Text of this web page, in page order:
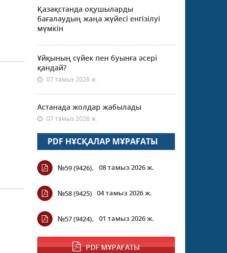
Қазақстанда оқушыларды
бағалаудың жаңа жүйесі енгізілуі
мүмкін
Ұйқының сүйек пен буынға әсері
қандай?
07 тамыз 2026 ж.
Астанада жолдар жабылады
07 тамыз 2026 ж.
PDF НҰСҚАЛАР МҰРАҒАТЫ
№59 (9426). 08 тамыз 2026 ж.
№58 (9425) 04 тамыз 2026 ж.
№57 (9424). 01 тамыз 2026 ж.
PDF МҰРАҒАТЫ